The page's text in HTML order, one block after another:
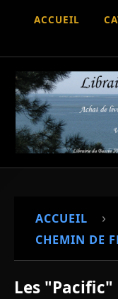
ACCUEIL
ACCUEIL ›
CHEMIN DE
Les